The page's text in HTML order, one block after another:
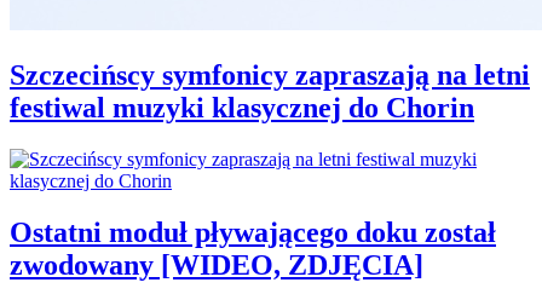
Szczecińscy symfonicy zapraszają na letni
festiwal muzyki klasycznej do Chorin
Ostatni moduł pływającego doku został
zwodowany [WIDEO, ZDJĘCIA]